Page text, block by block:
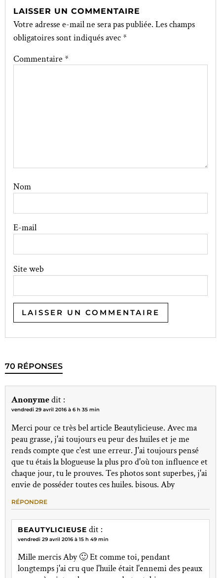
LAISSER UN COMMENTAIRE
Votre adresse e-mail ne sera pas publiée. Les champs
obligatoires sont indiqués avec*
Commentaire *
Nom
E-mail
Site web
70 RÉPONSES
Anonymedit :
vendredi 29 avril 2016 à 6 h 35 min
Merci pour ce très bel article Beautylicieuse. Avec ma
peau grasse, j'ai toujours eu peur des huiles et je me
rends compte que c'est une erreur. J'ai toujours pensé
que tu étais la blogueuse la plus pro d'où ton influence et
chaque jour, tu le prouves. Tes photos sont superbes, j'ai
envie de posséder toutes ces huiles. bisous. Aby
RÉPONDRE
BEAUTYLICIEUSE dit :
vendredi 29 avril 2016 à 15 h 49 min
Mille mercis Aby 🙂 Et comme toi, pendant
longtemps j'ai cru que l'huile était l'ennemi des peaux